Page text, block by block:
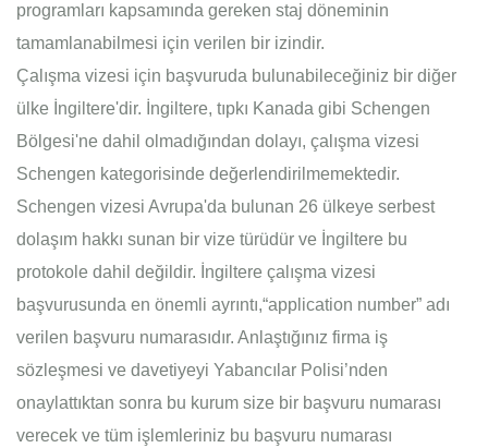
programları kapsamında gereken staj döneminin
tamamlanabilmesi için verilen bir izindir.
Çalışma vizesi için başvuruda bulunabileceğiniz bir diğer
ülke İngiltere'dir. İngiltere, tıpkı Kanada gibi Schengen
Bölgesi'ne dahil olmadığından dolayı, çalışma vizesi
Schengen kategorisinde değerlendirilmemektedir.
Schengen vizesi Avrupa'da bulunan 26 ülkeye serbest
dolaşım hakkı sunan bir vize türüdür ve İngiltere bu
protokole dahil değildir. İngiltere çalışma vizesi
başvurusunda en önemli ayrıntı,“application number” adı
verilen başvuru numarasıdır. Anlaştığınız firma iş
sözleşmesi ve davetiyeyi Yabancılar Polisi’nden
onaylattıktan sonra bu kurum size bir başvuru numarası
verecek ve tüm işlemleriniz bu başvuru numarası